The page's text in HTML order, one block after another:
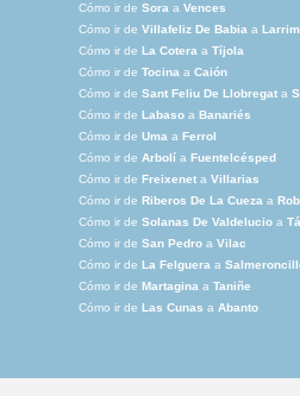
Cómo ir de Sora a Vences
Cómo ir de Villafeliz De Babia a
Cómo ir de La Cotera a Tíjola
Cómo ir de Tocina a Caión
Cómo ir de Sant Feliu De Llobregat a
Cómo ir de Labaso a Banariés
Cómo ir de Uma a Ferrol
Cómo ir de Arbolí a Fuentelcésped
Cómo ir de Freixenet a Villarias
Cómo ir de Riberos De La Cueza a
Cómo ir de Solanas De Valdelucio a
Cómo ir de San Pedro a Vilac
Cómo ir de La Felguera a
Cómo ir de Martagina a Taniñe
Cómo ir de Las Cunas a Abanto